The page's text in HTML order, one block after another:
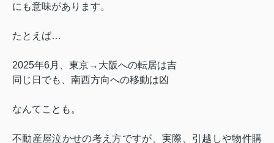
にも意味があります。
たとえば…
2025年6月、東京→大阪への転居は吉
同じ日でも、南西方向への移動は凶
なんてことも。
不動産屋泣かせの考え方ですが、実際、引越しや物件購